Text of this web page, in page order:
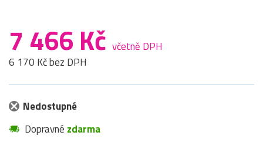
7 466 Kč včetně DPH
6 170 Kč bez DPH
Nedostupné
Dopravné zdarma